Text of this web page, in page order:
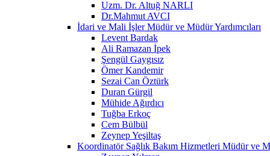
Uzm. Dr. Altuğ NARLI
Dr.Mahmut AVCI
İdari ve Mali İşler Müdür ve Müdür Yardımcıları
Levent Bardak
Ali Ramazan İpek
Şengül Gaygısız
Ömer Kandemir
Sezai Can Öztürk
Duran Gürgil
Mühide Ağırdıcı
Tuğba Erkoç
Cem Bülbül
Zeynep Yeşiltaş
Koordinatör Sağlık Bakım Hizmetleri Müdür ve